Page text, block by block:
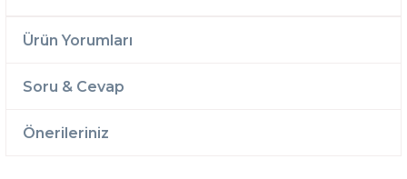
Ürün Yorumları
Soru & Cevap
Önerileriniz